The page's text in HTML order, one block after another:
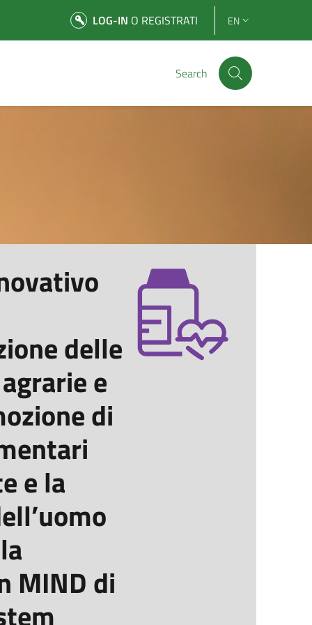
LOG-IN O REGISTRATI EN
Search
delle
e
di
e la
MIND di